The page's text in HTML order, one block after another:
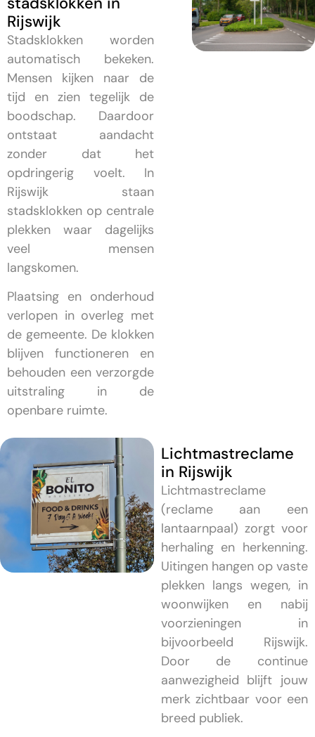
Rijswijk
Stadsklokken worden
automatisch bekeken.
Mensen kijken naar de
tijd en zien tegelijk de
boodschap. Daardoor
ontstaat aandacht
zonder dat het
opdringerig voelt. In
Rijswijk staan
stadsklokken op centrale
plekken waar dagelijks
veel mensen
langskomen.
Plaatsing en onderhoud
verlopen in overleg met
de gemeente. De klokken
blijven functioneren en
behouden een verzorgde
uitstraling in de
openbare ruimte.
Lichtmastreclame
in Rijswijk
Lichtmastreclame
(reclame aan een
lantaarnpaal) zorgt voor
herhaling en herkenning.
Uitingen hangen op vaste
plekken langs wegen, in
woonwijken en nabij
voorzieningen in
bijvoorbeeld Rijswijk.
Door de continue
aanwezigheid blijft jouw
merk zichtbaar voor een
breed publiek.